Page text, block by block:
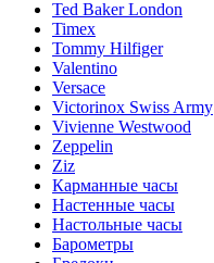
Ted Baker London
Timex
Tommy Hilfiger
Valentino
Versace
Victorinox Swiss Army
Vivienne Westwood
Zeppelin
Ziz
Карманные часы
Настенные часы
Настольные часы
Барометры